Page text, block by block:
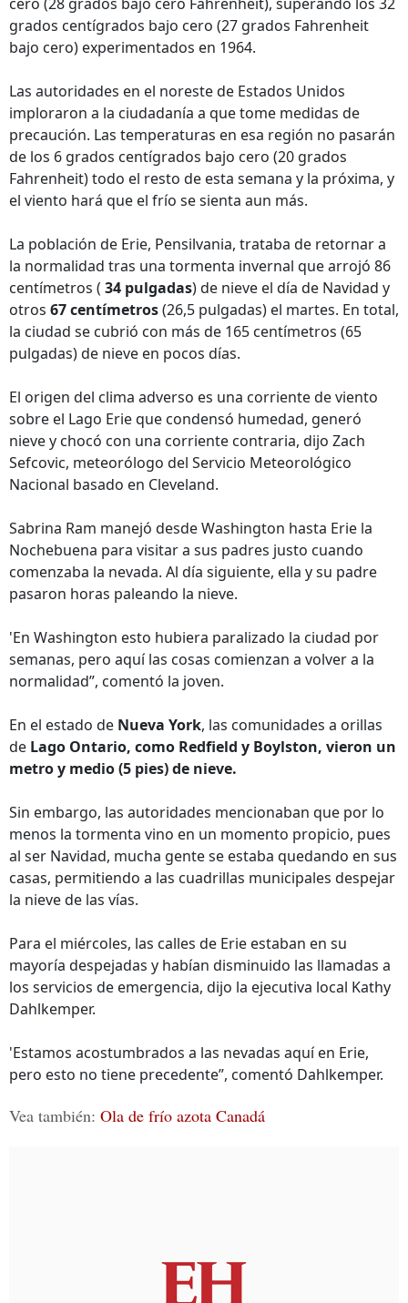
grados centígrados bajo cero (27 grados Fahrenheit
bajo cero) experimentados en 1964.
Las autoridades en el noreste de Estados Unidos
imploraron a la ciudadanía a que tome medidas de
precaución. Las temperaturas en esa región no pasarán
de los 6 grados centígrados bajo cero (20 grados
Fahrenheit) todo el resto de esta semana y la próxima, y
el viento hará que el frío se sienta aun más.
La población de Erie, Pensilvania, trataba de retornar a
la normalidad tras una tormenta invernal que arrojó 86
centímetros ( 34 pulgadas) de nieve el día de Navidad y
otros 67 centímetros(26,5 pulgadas) el martes. En total,
la ciudad se cubrió con más de 165 centímetros (65
pulgadas) de nieve en pocos días.
El origen del clima adverso es una corriente de viento
sobre el Lago Erie que condensó humedad, generó
nieve y chocó con una corriente contraria, dijo Zach
Sefcovic, meteorólogo del Servicio Meteorológico
Nacional basado en Cleveland.
Sabrina Ram manejó desde Washington hasta Erie la
Nochebuena para visitar a sus padres justo cuando
comenzaba la nevada. Al día siguiente, ella y su padre
pasaron horas paleando la nieve.
'En Washington esto hubiera paralizado la ciudad por
semanas, pero aquí las cosas comienzan a volver a la
normalidad”, comentó la joven.
En el estado de Nueva York, las comunidades a orillas
de Lago Ontario, como Redfield y Boylston, vieron un
metro y medio (5 pies) de nieve.
Sin embargo, las autoridades mencionaban que por lo
menos la tormenta vino en un momento propicio, pues
al ser Navidad, mucha gente se estaba quedando en sus
casas, permitiendo a las cuadrillas municipales despejar
la nieve de las vías.
Para el miércoles, las calles de Erie estaban en su
mayoría despejadas y habían disminuido las llamadas a
los servicios de emergencia, dijo la ejecutiva local Kathy
Dahlkemper.
'Estamos acostumbrados a las nevadas aquí en Erie,
pero esto no tiene precedente”, comentó Dahlkemper.
Vea también: Ola de frío azota Canadá